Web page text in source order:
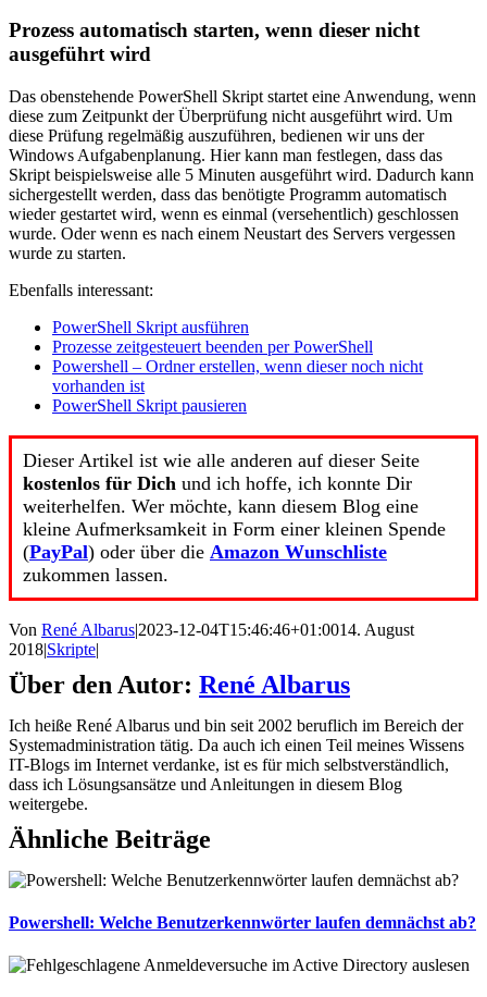
Prozess automatisch starten, wenn dieser nicht
ausgeführt wird
Das obenstehende PowerShell Skript startet eine Anwendung, wenn
diese zum Zeitpunkt der Überprüfung nicht ausgeführt wird. Um
diese Prüfung regelmäßig auszuführen, bedienen wir uns der
Windows Aufgabenplanung. Hier kann man festlegen, dass das
Skript beispielsweise alle 5 Minuten ausgeführt wird. Dadurch kann
sichergestellt werden, dass das benötigte Programm automatisch
wieder gestartet wird, wenn es einmal (versehentlich) geschlossen
wurde. Oder wenn es nach einem Neustart des Servers vergessen
wurde zu starten.
Ebenfalls interessant:
PowerShell Skript ausführen
Prozesse zeitgesteuert beenden per PowerShell
Powershell – Ordner erstellen, wenn dieser noch nicht
vorhanden ist
PowerShell Skript pausieren
Dieser Artikel ist wie alle anderen auf dieser Seite
kostenlos für Dich und ich hoffe, ich konnte Dir
weiterhelfen. Wer möchte, kann diesem Blog eine
kleine Aufmerksamkeit in Form einer kleinen Spende
(PayPal) oder über die Amazon Wunschliste
zukommen lassen.
Von René Albarus|2023-12-04T15:46:46+01:0014. August
2018|Skripte|
Über den Autor: René Albarus
Ich heiße René Albarus und bin seit 2002 beruflich im Bereich der
Systemadministration tätig. Da auch ich einen Teil meines Wissens
IT-Blogs im Internet verdanke, ist es für mich selbstverständlich,
dass ich Lösungsansätze und Anleitungen in diesem Blog
weitergebe.
Ähnliche Beiträge
Powershell: Welche Benutzerkennwörter laufen demnächst ab?